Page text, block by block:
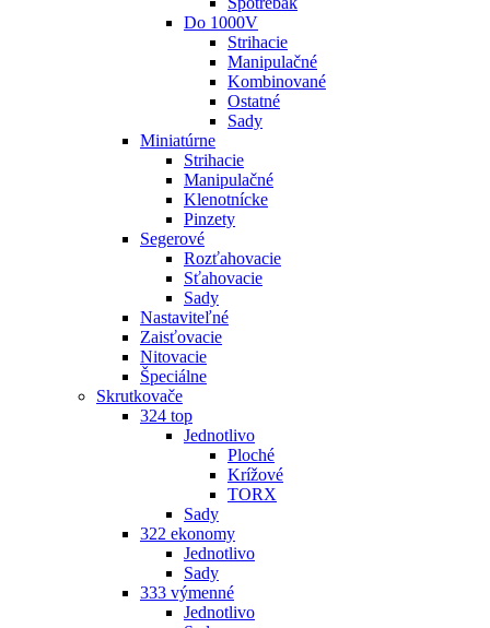
Do 1000V
Strihacie
Manipulačné
Kombinované
Ostatné
Sady
Miniatúrne
Strihacie
Manipulačné
Klenotnícke
Pinzety
Segerové
Rozťahovacie
Sťahovacie
Sady
Nastaviteľné
Zaisťovacie
Nitovacie
Špeciálne
Skrutkovače
324 top
Jednotlivo
Ploché
Krížové
TORX
Sady
322 ekonomy
Jednotlivo
Sady
333 výmenné
Jednotlivo